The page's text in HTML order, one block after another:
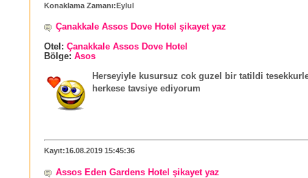
Konaklama Zamanı:Eylul
Çanakkale Assos Dove Hotel şikayet yaz
Otel: Çanakkale Assos Dove Hotel
Bölge: Asos
Herseyiyle kusursuz cok guzel bir tatildi
herkese tavsiye ediyorum
Kayıt:16.08.2019 15:45:36
Assos Eden Gardens Hotel şikayet yaz